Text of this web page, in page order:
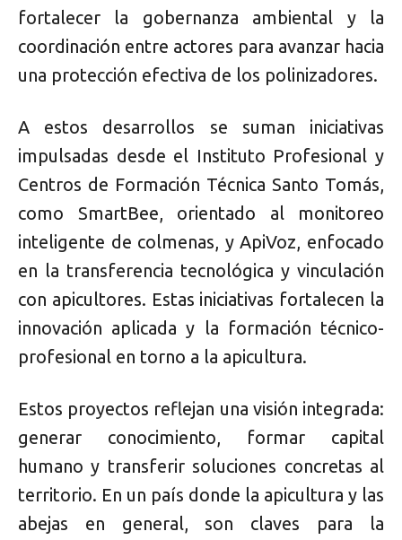
fortalecer la gobernanza ambiental y la
coordinación entre actores para avanzar hacia
una protección efectiva de los polinizadores.
A estos desarrollos se suman iniciativas
impulsadas desde el Instituto Profesional y
Centros de Formación Técnica Santo Tomás,
como SmartBee, orientado al monitoreo
inteligente de colmenas, y ApiVoz, enfocado
en la transferencia tecnológica y vinculación
con apicultores. Estas iniciativas fortalecen la
innovación aplicada y la formación técnico-
profesional en torno a la apicultura.
Estos proyectos reflejan una visión integrada:
generar conocimiento, formar capital
humano y transferir soluciones concretas al
territorio. En un país donde la apicultura y las
abejas en general, son claves para la